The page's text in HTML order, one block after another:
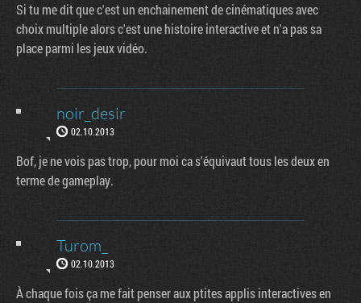
Si tu me dit que c'est un enchainement de cinématiques avec
choix multiple alors c'est une histoire interactive et n'a pas sa
place parmi les jeux vidéo.
noir_desir
02.10.2013
Bof, je ne vois pas trop, pour moi ca s'équivaut tous les deux en
terme de gameplay.
Turom_
02.10.2013
À chaque fois ça me fait penser aux ptites applis interactives en